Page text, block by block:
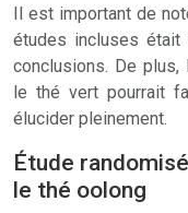
Il est important de
études incluses
conclusions. De
le thé vert pourrait
élucider pleinement.
Étude
le thé oolong